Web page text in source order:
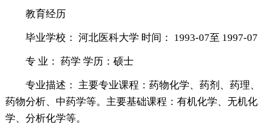
教育经历
毕业学校： 河北医科大学 时间： 1993-07至 1997-07
专 业： 药学 学历：硕士
专业描述： 主要专业课程：药物化学、药剂、药理、
药物分析、中药学等。主要基础课程：有机化学、无机化
学、分析化学等。